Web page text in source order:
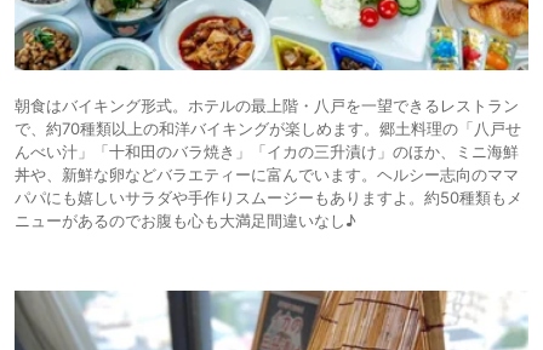
朝食はバイキング形式。ホテルの最上階・八戸を一望できるレストラン
で、約70種類以上の和洋バイキングが楽しめます。郷土料理の「八戸せ
んべい汁」「十和田のバラ焼き」「イカの三升漬け」のほか、ミニ海鮮
丼や、新鮮な卵などバラエティーに富んでいます。ヘルシー志向のママ
パパにも嬉しいサラダや手作りスムージーもありますよ。約50種類もメ
ニューがあるのでお腹も心も大満足間違いなし♪